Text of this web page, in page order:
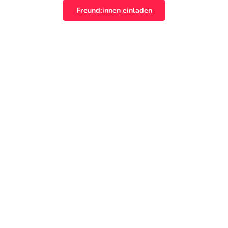
Freund:innen einladen